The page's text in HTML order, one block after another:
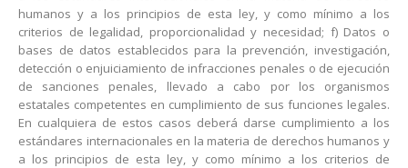
humanos y a los principios de esta ley, y como mínimo a los
criterios de legalidad, proporcionalidad y necesidad; f) Datos o
bases de datos establecidos para la prevención, investigación,
detección o enjuiciamiento de infracciones penales o de ejecución
de sanciones penales, llevado a cabo por los organismos
estatales competentes en cumplimiento de sus funciones legales.
En cualquiera de estos casos deberá darse cumplimiento a los
estándares internacionales en la materia de derechos humanos y
a los principios de esta ley, y como mínimo a los criterios de